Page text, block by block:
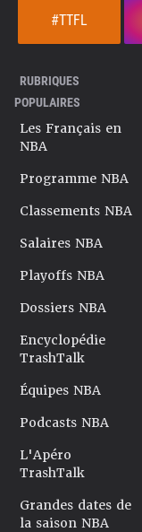
#TTFL
RUBRIQUES
POPULAIRES
Les Français en
NBA
Programme NBA
Classements NBA
Salaires NBA
Playoffs NBA
Dossiers NBA
Encyclopédie
TrashTalk
Équipes NBA
Podcasts NBA
L'Apéro
TrashTalk
Grandes dates de
la saison NBA